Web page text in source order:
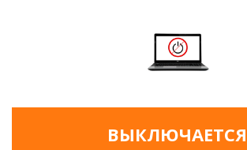
ВЫКЛЮЧАЕТСЯ